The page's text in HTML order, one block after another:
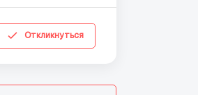
Откликнуться